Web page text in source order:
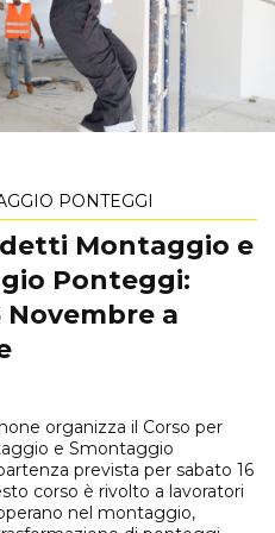
PONTEGGI
Montaggio e
Ponteggi:
Novembre a
organizza il Corso per
e Smontaggio
prevista per sabato 16
corso è rivolto a lavoratori
nel montaggio,